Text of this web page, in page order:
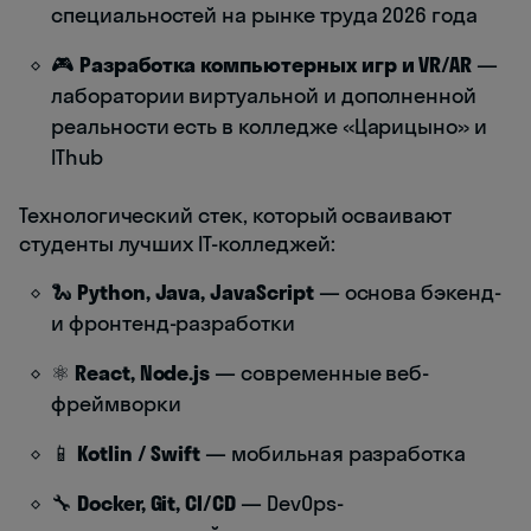
специальностей на рынке труда 2026 года
🎮 Разработка компьютерных игр и VR/AR —
лаборатории виртуальной и дополненной
реальности есть в колледже «Царицыно» и
IThub
Технологический стек, который осваивают
студенты лучших IT-колледжей:
🐍 Python, Java, JavaScript— основа бэкенд-
и фронтенд-разработки
⚛️ React, Node.js — современные веб-
фреймворки
📱 Kotlin / Swift — мобильная разработка
🔧 Docker, Git, CI/CD — DevOps-